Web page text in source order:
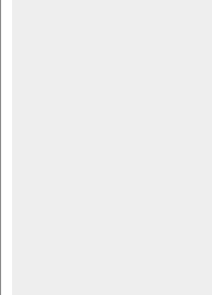
談 | 20萬內 專案優